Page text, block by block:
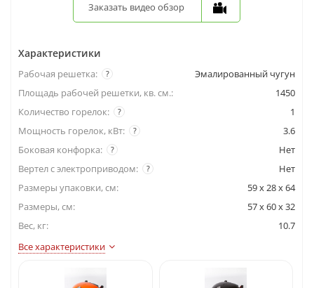
Заказать видео обзор
Характеристики
?
Рабочая решетка:
Эмалированный чугун
Площадь рабочей решетки, кв. см.:
1450
?
Количество горелок: 1
?
Мощность горелок, кВт: 3.6
?
Боковая конфорка: Нет
?
Вертел с электроприводом:
Нет
Размеры упаковки, cм:
59 x 28 x 64
Размеры, см:
57 x 60 x 32
Вес, кг:
10.7
Все характеристики